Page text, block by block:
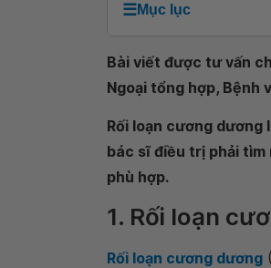
☰Mục lục
Bài viết được tư vấn
Ngoại tổng hợp, Bệnh
Rối loạn cương dương
bác sĩ điều trị phải
phù hợp.
1. Rối loạn
Rối loạn cương dương